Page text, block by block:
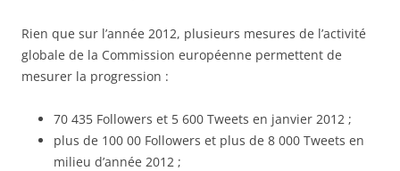
Rien que sur l’année 2012, plusieurs mesures de l’activité
globale de la Commission européenne permettent de
mesurer la progression :
70 435 Followers et 5 600 Tweets en janvier 2012 ;
plus de 100 00 Followers et plus de 8 000 Tweets en
milieu d’année 2012 ;